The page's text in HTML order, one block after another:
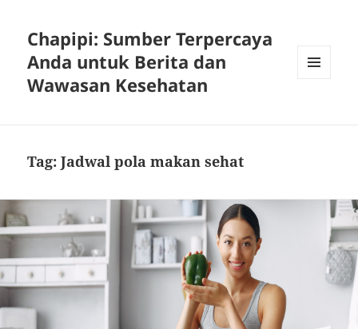
Chapipi: Sumber Terpercaya
Anda untuk Berita dan
Wawasan Kesehatan
Tag:Jadwal pola makan sehat